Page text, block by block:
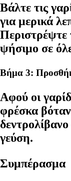
Βάλτε τις
για μερικά
Περιστρέψτε
ψήσιμο σε
Βήμα 3:
Αφού οι
φρέσκα
γεύση.
Συμπέρασμα